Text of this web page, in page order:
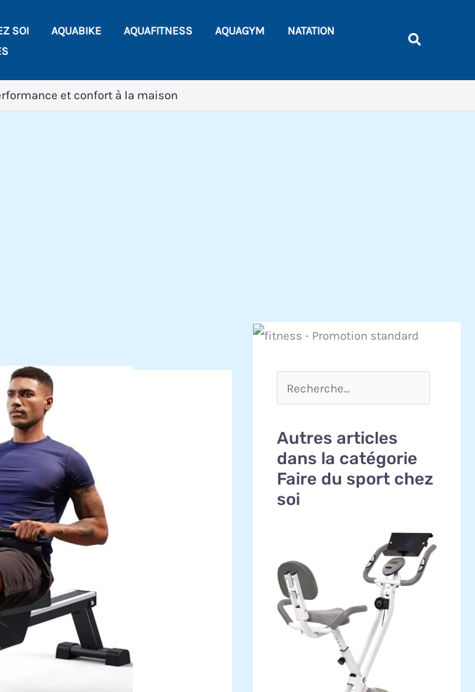
SOI AQUABIKE AQUAFITNESS AQUAGYM
NATATION
et confort à la maison
Autres articles
dans la catégorie
Faire du sport chez
soi